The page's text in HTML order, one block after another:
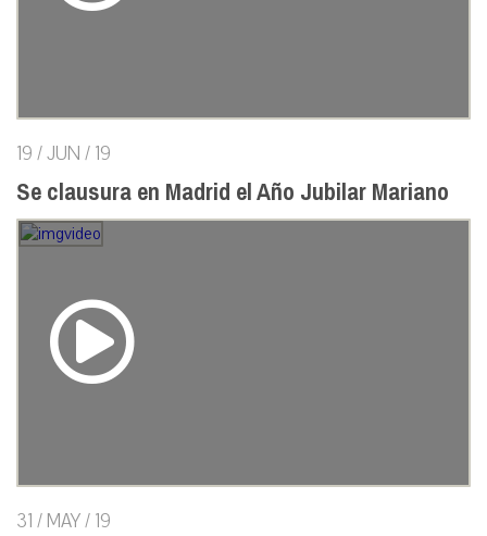
19 / JUN / 19
Se clausura en Madrid el Año Jubilar Mariano
31 / MAY / 19